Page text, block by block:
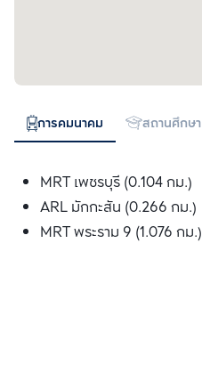
การคมนาคม สถานศึกษา
MRT เพชรบุรี (0.104 กม.)
ARL มักกะสัน (0.266 กม.)
MRT พระราม 9 (1.076 กม.)